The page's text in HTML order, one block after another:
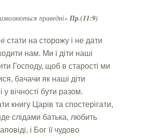
праведні» Пр.(11:9)
стати на сторожу і не дати
нам. Ми і діти наші
Господу, щоб в старості ми
бачачи як наші діти
у вічності бути разом.
книгу Царів та спостерігати,
слідами батька, любить
і Бог її чудово